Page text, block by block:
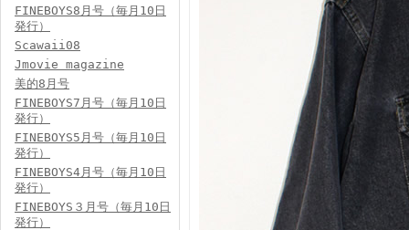
2019年分バックナンバー
2018年分バックナンバー
2017年分バックナンバー
2016年分バックナンバー
2014年分バックナンバー
FINEBOYS8月号（毎月10日
発行）
Scawaii08
Jmovie magazine
美的8月号
FINEBOYS7月号（毎月10日
発行）
FINEBOYS5月号（毎月10日
発行）
FINEBOYS4月号（毎月10日
発行）
FINEBOYS３月号（毎月10日
発行）